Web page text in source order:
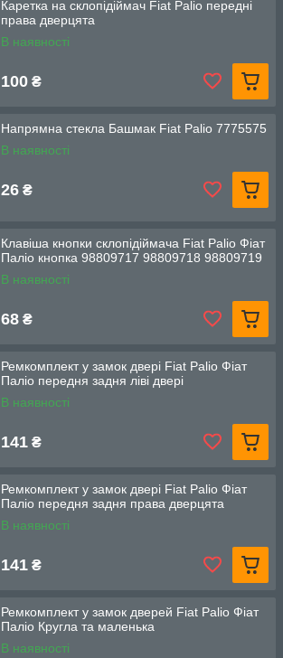
Каретка на склопідіймач Fiat Palio передні
права дверцята
В наявності
100 ₴
Напрямна стекла Башмак Fiat Palio 7775575
В наявності
26 ₴
Клавіша кнопки склопідіймача Fiat Palio Фіат
Паліо кнопка 98809717 98809718 98809719
В наявності
68 ₴
Ремкомплект у замок двері Fiat Palio Фіат
Паліо передня задня ліві двері
В наявності
141 ₴
Ремкомплект у замок двері Fiat Palio Фіат
Паліо передня задня права дверцята
В наявності
141 ₴
Ремкомплект у замок дверей Fiat Palio Фіат
Паліо Кругла та маленька
В наявності